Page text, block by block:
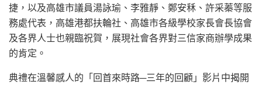
捷，以及高雄市議員湯詠瑜、李雅靜、鄭安秝、許采蓁等服
務處代表，高雄港都扶輪社、高雄市各級學校家長會長協會
及各界人士也親臨祝賀，展現社會各界對三信家商辦學成果
的肯定。
典禮在溫馨感人的「回首來時路─三年的回顧」影片中揭開